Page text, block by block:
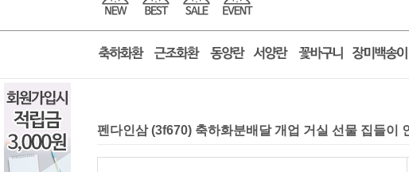
펜다인삼 (3f670) 축하화분배달 개업 거실 선물 집들이